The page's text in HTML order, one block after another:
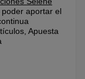
aportar el
Apuesta